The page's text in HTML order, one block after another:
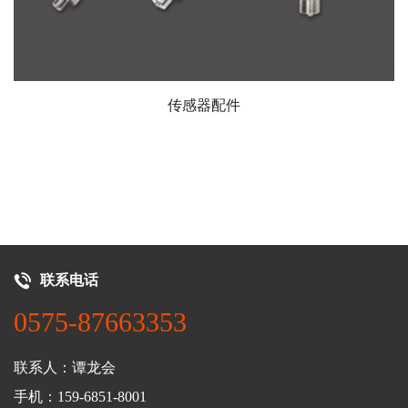
传感器配件
联系电话
0575-87663353
联系人：谭龙会
手机：159-6851-8001